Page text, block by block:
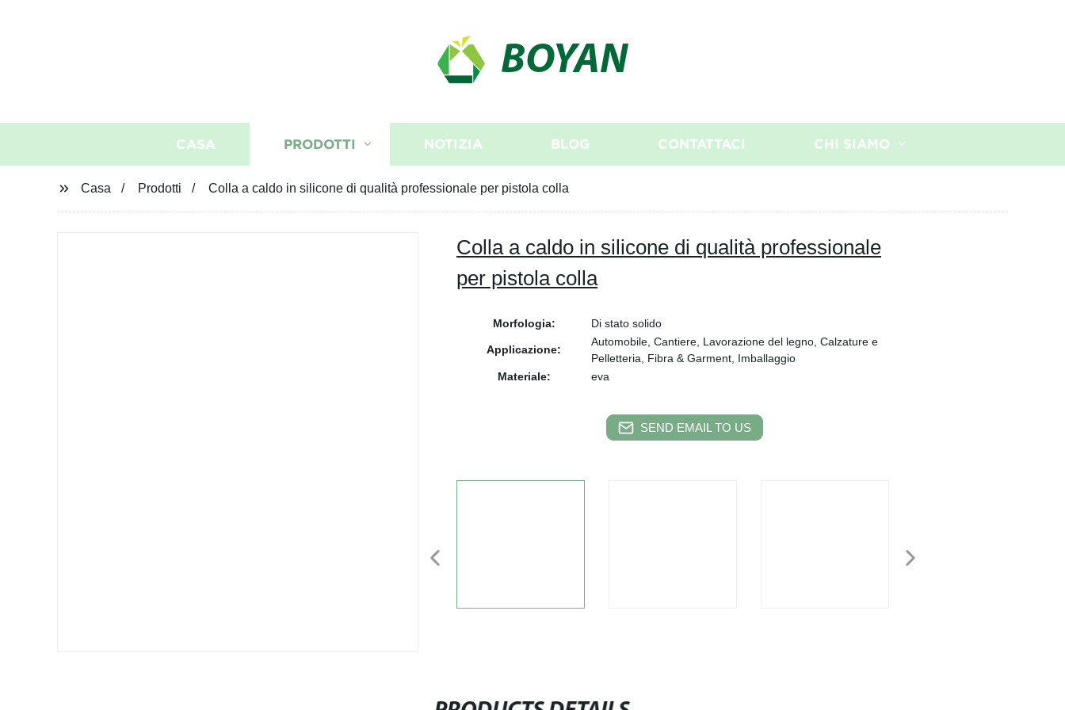
BOYAN
CASA PRODOTTI NOTIZIA BLOG CONTATTACI CHI SIAMO
Casa Prodotti Colla a caldo in silicone di qualità professionale per pistola colla
Colla a caldo in silicone di qualità professionale
per pistola colla
Morfologia: Di stato solido
Applicazione:
Automobile, Cantiere, Lavorazione del legno, Calzature e
Pelletteria, Fibra & Garment, Imballaggio
Materiale:
eva
SEND EMAIL TO US